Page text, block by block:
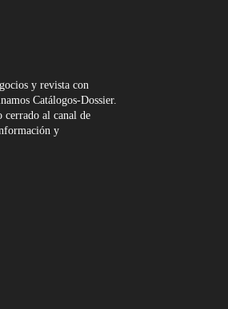
y revista con
Catálogos-Dossier.
al canal de
y